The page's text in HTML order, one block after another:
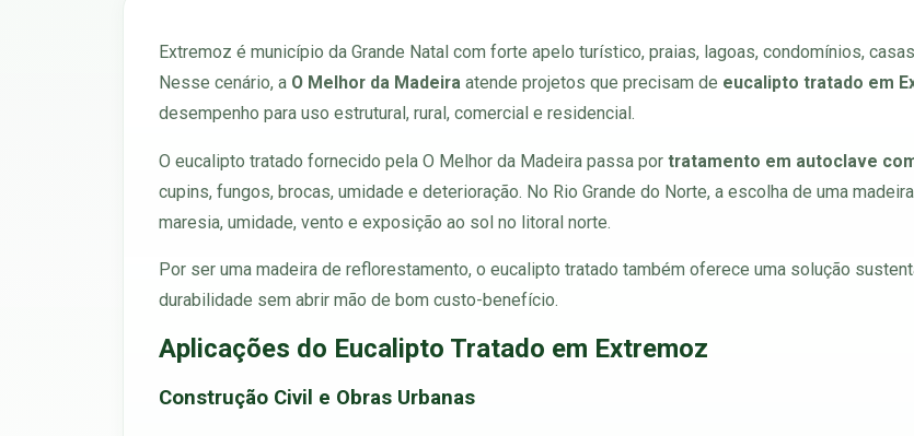
Extremoz é município da Grande Natal com forte apelo turístico, praias, lagoas, condomínios,
Nesse cenário, a O Melhor da Madeira atende projetos que precisam de eucalipto tratado em
desempenho para uso estrutural, rural, comercial e residencial.
O eucalipto tratado fornecido pela O Melhor da Madeira passa por tratamento em autoclave
cupins, fungos, brocas, umidade e deterioração. No Rio Grande do Norte, a escolha de uma
maresia, umidade, vento e exposição ao sol no litoral norte.
Por ser uma madeira de reflorestamento, o eucalipto tratado também oferece uma solução
durabilidade sem abrir mão de bom custo-benefício.
Aplicações do Eucalipto Tratado em Extremoz
Construção Civil e Obras Urbanas